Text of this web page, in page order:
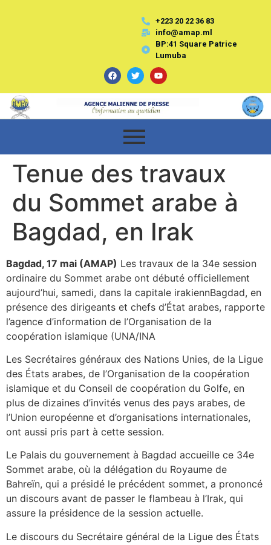
+223 20 22 36 83
info@amap.ml
BP:41 Square Patrice
Lumuba
Tenue des travaux
du Sommet arabe à
Bagdad, en Irak
Bagdad, 17 mai (AMAP) Les travaux de la 34e session
ordinaire du Sommet arabe ont débuté officiellement
aujourd’hui, samedi, dans la capitale irakiennBagdad, en
présence des dirigeants et chefs d’État arabes, rapporte
l’agence d’information de l’Organisation de la
coopération islamique (UNA/INA
Les Secrétaires généraux des Nations Unies, de la Ligue
des États arabes, de l’Organisation de la coopération
islamique et du Conseil de coopération du Golfe, en
plus de dizaines d’invités venus des pays arabes, de
l’Union européenne et d’organisations internationales,
ont aussi pris part à cette session.
Le Palais du gouvernement à Bagdad accueille ce 34e
Sommet arabe, où la délégation du Royaume de
Bahreïn, qui a présidé le précédent sommet, a prononcé
un discours avant de passer le flambeau à l’Irak, qui
assure la présidence de la session actuelle.
Le discours du Secrétaire général de la Ligue des États